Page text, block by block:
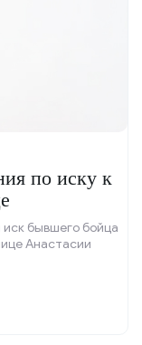
по иску к
бывшего бойца
Анастасии